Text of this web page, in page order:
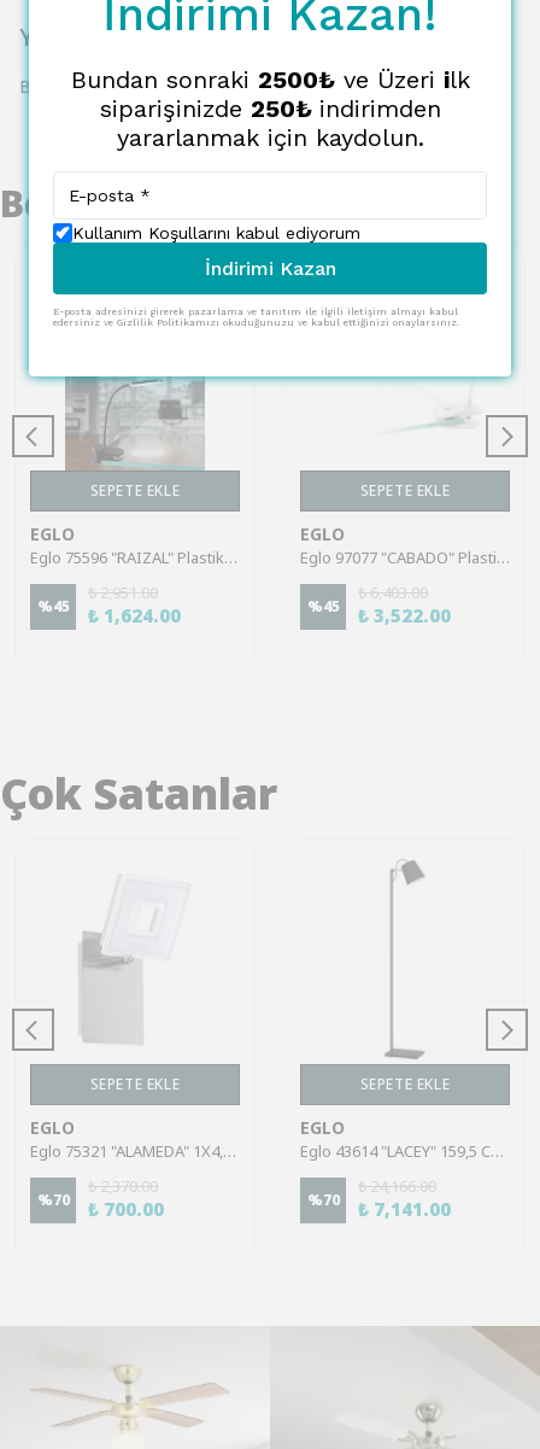
Yorumlar
Bu ürün için henüz yorum yapılmamış.
Benzer Ürünler
SEPETE EKLE
EGLO
Eglo 75596 "RAIZAL" Plastik Siyah Mandallı Dokunmatik Masa/Dolap Lambası
%45
₺ 2,951.00
₺ 1,624.00
SEPETE EKLE
EGLO
Eglo 97077 "CABADO" Plastik Beyaz Mandallı Dokunmatik Masa/Dolap Lambası
%45
₺ 6,403.00
₺ 3,522.00
Çok Satanlar
SEPETE EKLE
EGLO
Eglo 75321 "ALAMEDA" 1X4,5W Çelik Nikel Mat Sıva Üstü Spot
%70
₺ 2,370.00
₺ 700.00
SEPETE EKLE
EGLO
Eglo 43614 "LACEY" 159,5 Cm Yüksekliğinde Çelik, Ahşap Köşe Lambası Lambader
%70
₺ 24,166.00
₺ 7,141.00
İndirimi Kazan!
Bundan sonraki 2500₺ve Üzeri ilk
siparişinizde 250₺ indirimden
yararlanmak için kaydolun.
Kullanım Koşullarını kabul ediyorum
İndirimi Kazan
E-posta adresinizi girerek pazarlama ve tanıtım ile ilgili iletişim almayı kabul
edersiniz ve Gizlilik Politikamızı okuduğunuzu ve kabul ettiğinizi onaylarsınız.